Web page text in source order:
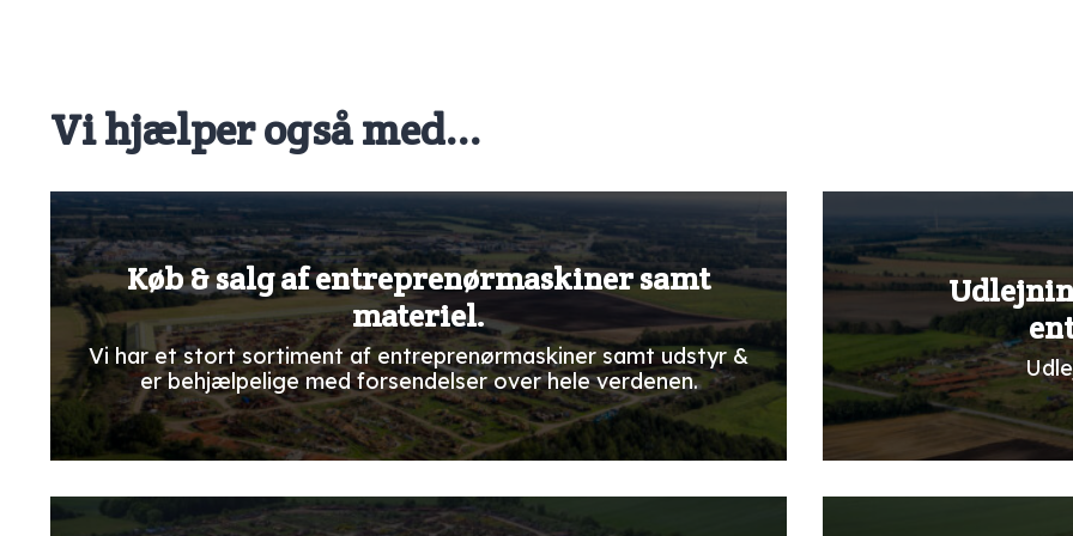
Vi hjælper også med...
Køb & salg af entreprenørmaskiner samt
materiel.
Vi har et stort sortiment af entreprenørmaskiner samt udstyr &
er behjælpelige med forsendelser over hele verdenen.